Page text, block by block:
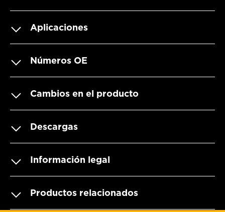
Aplicaciones
Números OE
Cambios en el producto
Descargas
Información legal
Productos relacionados